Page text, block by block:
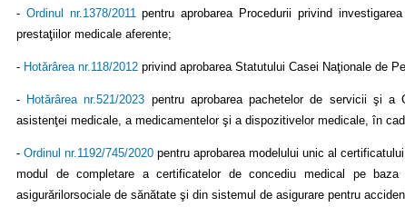
- Ordinul nr.1378/2011 pentru aprobarea Procedurii privind
prestaţiilor medicale aferente;
- Hotărârea nr.118/2012 privind aprobarea Statutului Casei Naţionale de
- Hotărârea nr.521/2023 pentru aprobarea pachetelor de servicii şi a
asistenţei medicale, a medicamentelor şi a dispozitivelor medicale, în
- Ordinul nr.1192/745/2020 pentru aprobarea modelului unic al
modul de completare a certificatelor de concediu medical pe
asigurărilorsociale de sănătate şi din sistemul de asigurare pentru